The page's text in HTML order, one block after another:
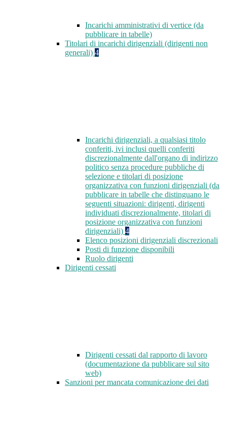
Incarichi amministrativi di vertice (da
pubblicare in tabelle)
Titolari di incarichi dirigenziali (dirigenti non
generali) 4
Incarichi dirigenziali, a qualsiasi titolo
conferiti, ivi inclusi quelli conferiti
discrezionalmente dall'organo di indirizzo
politico senza procedure pubbliche di
selezione e titolari di posizione
organizzativa con funzioni dirigenziali (da
pubblicare in tabelle che distinguano le
seguenti situazioni: dirigenti, dirigenti
individuati discrezionalmente, titolari di
posizione organizzativa con funzioni
dirigenziali) 4
Elenco posizioni dirigenziali discrezionali
Posti di funzione disponibili
Ruolo dirigenti
Dirigenti cessati
Dirigenti cessati dal rapporto di lavoro
(documentazione da pubblicare sul sito
web)
Sanzioni per mancata comunicazione dei dati